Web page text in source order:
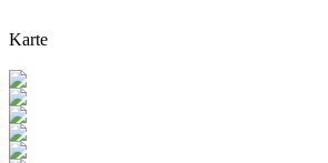
Karte